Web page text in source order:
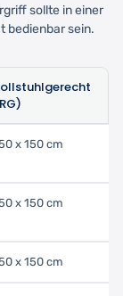
sollte in einer
bedienbar sein.
x 150 cm
x 150 cm
x 150 cm